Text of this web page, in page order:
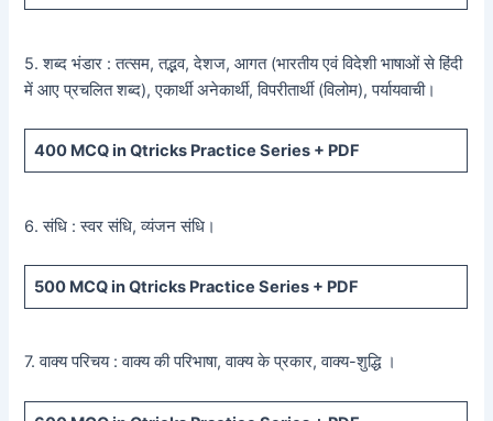
5. शब्द भंडार : तत्सम, तद्भव, देशज, आगत (भारतीय एवं विदेशी भाषाओं से हिंदी
में आए प्रचलित शब्द), एकार्थी अनेकार्थी, विपरीतार्थी (विलोम), पर्यायवाची।
400 MCQ in Qtricks Practice Series + PDF
6. संधि : स्वर संधि, व्यंजन संधि।
500 MCQ in Qtricks Practice Series + PDF
7. वाक्य परिचय : वाक्य की परिभाषा, वाक्य के प्रकार, वाक्य-शुद्धि ।